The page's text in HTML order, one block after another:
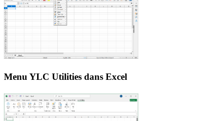
Menu YLC Utilities dans Excel